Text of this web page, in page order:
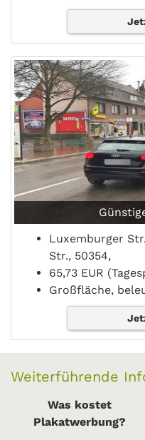
Luxemburger
Str., 50354,
65,73 EUR
Großfläche,
Weiterführende
Was kostet
Plakatwerbung?